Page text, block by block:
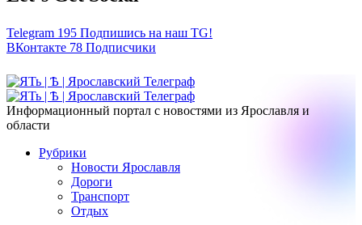
Telegram 195 Подпишись на наш TG!
ВКонтакте 78 Подписчики
Информационный портал с новостями из Ярославля и
области
Рубрики
Новости Ярославля
Дороги
Транспорт
Отдых